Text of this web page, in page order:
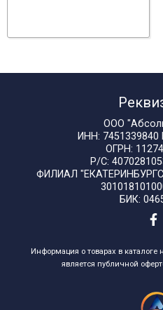
ООО
ИНН: 7451339840
ОГРН:
Р/С:
ФИЛИАЛ
БИК:
Информация о товарах в каталоге
является публичной